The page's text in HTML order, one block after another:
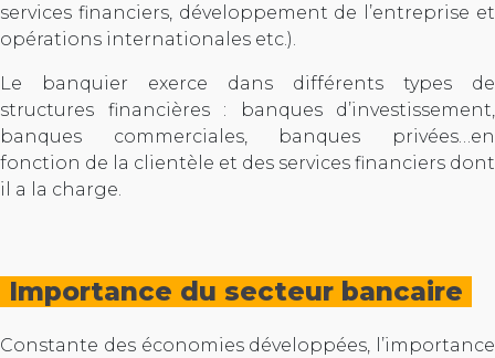
services financiers, développement de l’entreprise et
opérations internationales etc.).
Le banquier exerce dans différents types de
structures financières : banques d’investissement,
banques commerciales, banques privées…en
fonction de la clientèle et des services financiers dont
il a la charge.
Importance du secteur bancaire
Constante des économies développées, l’importance